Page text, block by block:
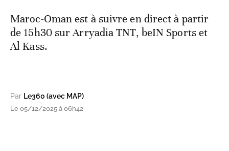
Maroc-Oman est à suivre en direct à partir
de 15h30 sur Arryadia TNT, beIN Sports et
Al Kass.
Par Le360 (avec MAP)
Le 05/12/2025 à 06h42